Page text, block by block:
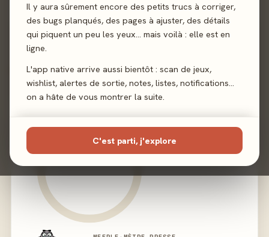
Il y aura sûrement encore des petits trucs à corriger,
des bugs planqués, des pages à ajuster, des détails
qui piquent un peu les yeux… mais voilà : elle est en
ligne.
L'app native arrive aussi bientôt : scan de jeux,
wishlist, alertes de sortie, notes, listes, notifications…
on a hâte de vous montrer la suite.
C'est parti, j'explore
Éditeur Sofa Edition
02 - LE VERDICT